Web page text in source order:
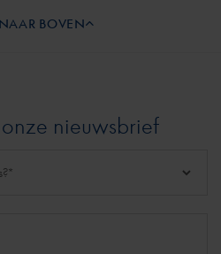
nieuwsbrief
BOVEN